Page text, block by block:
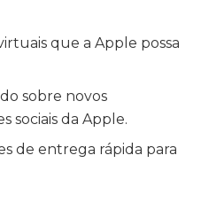
que a Apple possa
sobre novos
sociais da Apple.
de entrega rápida para